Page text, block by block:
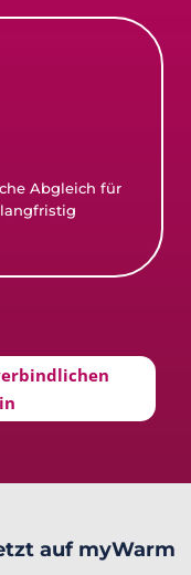
Abgleich für
auf myWarm